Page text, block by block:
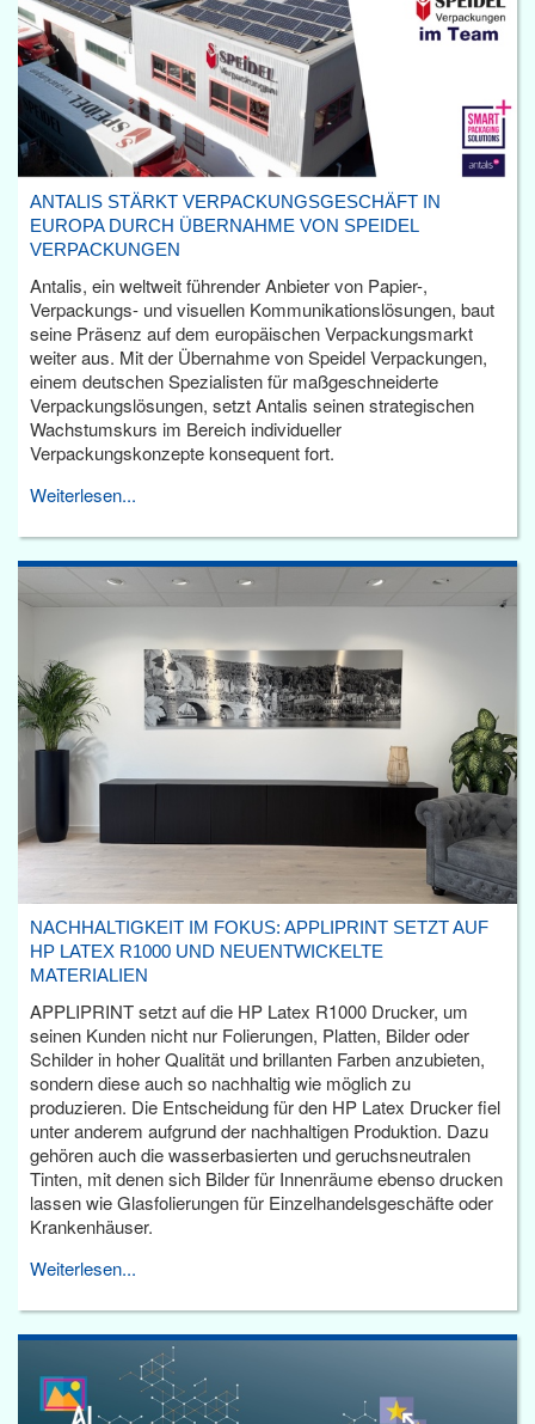
ANTALIS STÄRKT VERPACKUNGSGESCHÄFT IN
EUROPA DURCH ÜBERNAHME VON SPEIDEL
VERPACKUNGEN
Antalis, ein weltweit führender Anbieter von Papier-,
Verpackungs- und visuellen Kommunikationslösungen, baut
seine Präsenz auf dem europäischen Verpackungsmarkt
weiter aus. Mit der Übernahme von Speidel Verpackungen,
einem deutschen Spezialisten für maßgeschneiderte
Verpackungslösungen, setzt Antalis seinen strategischen
Wachstumskurs im Bereich individueller
Verpackungskonzepte konsequent fort.
Weiterlesen...
NACHHALTIGKEIT IM FOKUS: APPLIPRINT SETZT AUF
HP LATEX R1000 UND NEUENTWICKELTE
MATERIALIEN
APPLIPRINT setzt auf die HP Latex R1000 Drucker, um
seinen Kunden nicht nur Folierungen, Platten, Bilder oder
Schilder in hoher Qualität und brillanten Farben anzubieten,
sondern diese auch so nachhaltig wie möglich zu
produzieren. Die Entscheidung für den HP Latex Drucker fiel
unter anderem aufgrund der nachhaltigen Produktion. Dazu
gehören auch die wasserbasierten und geruchsneutralen
Tinten, mit denen sich Bilder für Innenräume ebenso drucken
lassen wie Glasfolierungen für Einzelhandelsgeschäfte oder
Krankenhäuser.
Weiterlesen...